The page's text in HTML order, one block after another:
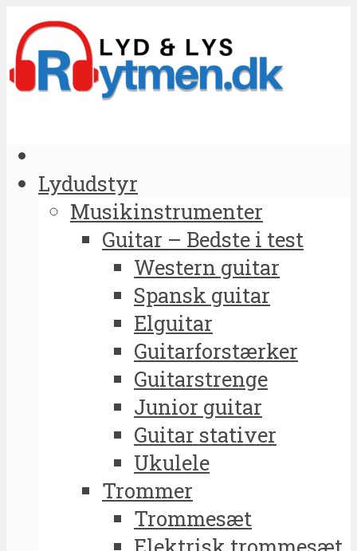
Lydudstyr
Musikinstrumenter
Guitar – Bedste i test
Western guitar
Spansk guitar
Elguitar
Guitarforstærker
Guitarstrenge
Junior guitar
Guitar stativer
Ukulele
Trommer
Trommesæt